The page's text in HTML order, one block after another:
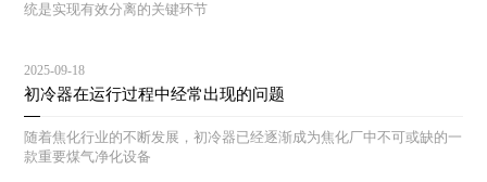
统是实现有效分离的关键环节
2025-09-18
初冷器在运行过程中经常出现的问题
随着焦化行业的不断发展，初冷器已经逐渐成为焦化厂中不可或缺的一
款重要煤气净化设备